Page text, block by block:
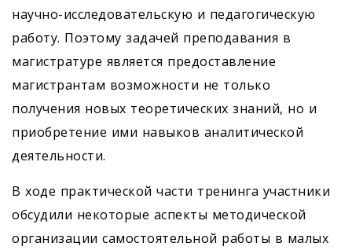
научно-исследовательскую и педагогическую
работу. Поэтому задачей преподавания в
магистратуре является предоставление
магистрантам возможности не только
получения новых теоретических знаний, но и
приобретение ими навыков аналитической
деятельности.
В ходе практической части тренинга участники
обсудили некоторые аспекты методической
организации самостоятельной работы в малых